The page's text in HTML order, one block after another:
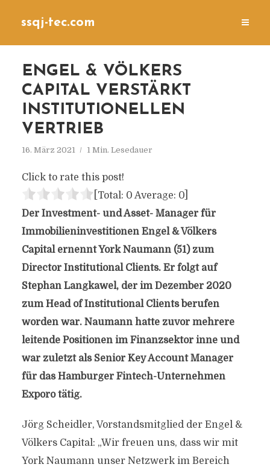
ssqj-tec.com
ENGEL & VÖLKERS
CAPITAL VERSTÄRKT
INSTITUTIONELLEN
VERTRIEB
16. März 2021 1 Min. Lesedauer
Click to rate this post!
[Total: 0 Average: 0]
Der Investment- und Asset- Manager für
Immobilieninvestitionen Engel & Völkers
Capital ernennt York Naumann (51) zum
Director Institutional Clients. Er folgt auf
Stephan Langkawel, der im Dezember 2020
zum Head of Institutional Clients berufen
worden war. Naumann hatte zuvor mehrere
leitende Positionen im Finanzsektor inne und
war zuletzt als Senior Key Account Manager
für das Hamburger Fintech-Unternehmen
Exporo tätig.
Jörg Scheidler, Vorstandsmitglied der Engel &
Völkers Capital: „Wir freuen uns, dass wir mit
York Naumann unser Netzwerk im Bereich